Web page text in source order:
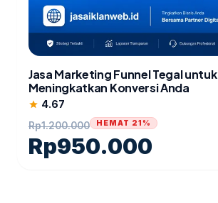
Jasa Marketing Funnel Tegal untuk
Meningkatkan Konversi Anda
star 4.67
Rp1.200.000
Rp950.000
HEMAT 21%